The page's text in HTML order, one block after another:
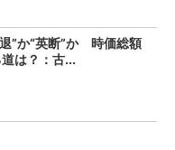
”か“英断”か 時価総額
は？：古...